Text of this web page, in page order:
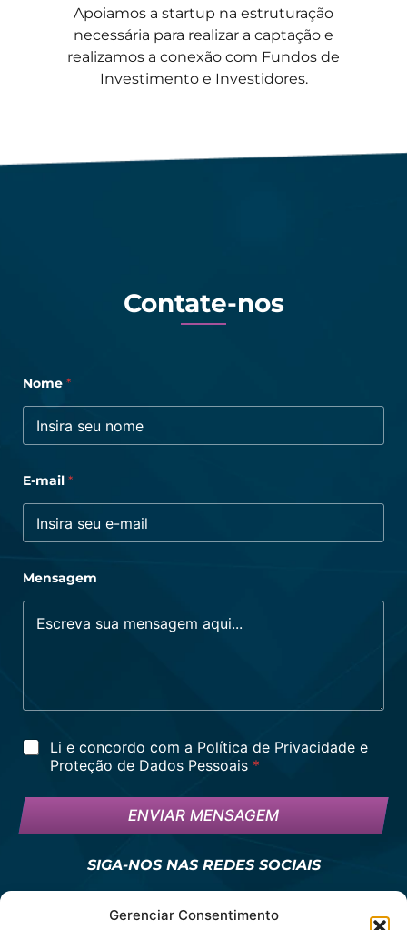
Gerenciar Consentimento
Apoiamos a startup na estruturação
necessária para realizar a captação e
realizamos a conexão com Fundos de
Investimento e Investidores.
Contate-nos
Nome *
E-mail *
Mensagem
L
D
*
Li e concordo com a Política de Privacidade e
Proteção de Dados Pessoais *
ENVIAR MENSAGEM
SIGA-NOS NAS REDES SOCIAIS